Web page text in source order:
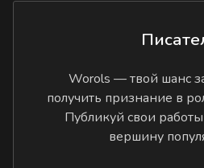
Worols — твой шанс
получить признание в
Публикуй свои
вершину